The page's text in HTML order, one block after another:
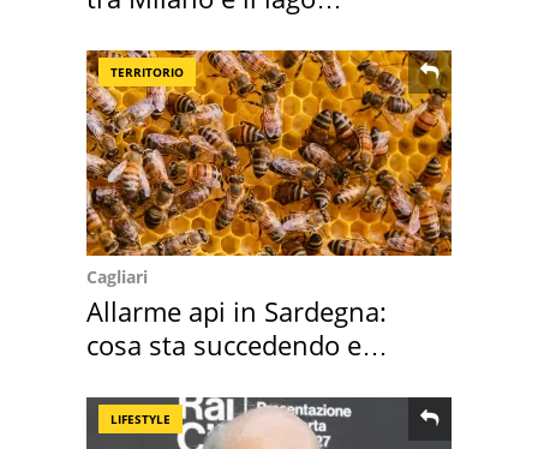
TERRITORIO
Cagliari
Allarme api in Sardegna:
cosa sta succedendo e
LIFESTYLE